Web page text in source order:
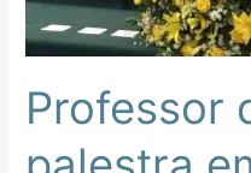
Professor
Minas
Gerais